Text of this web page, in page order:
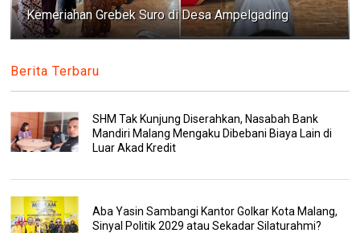
Kemeriahan Grebek Suro di Desa Ampelgading
Berita Terbaru
SHM Tak Kunjung Diserahkan, Nasabah Bank
Mandiri Malang Mengaku Dibebani Biaya Lain di
Luar Akad Kredit
Aba Yasin Sambangi Kantor Golkar Kota Malang,
Sinyal Politik 2029 atau Sekadar Silaturahmi?